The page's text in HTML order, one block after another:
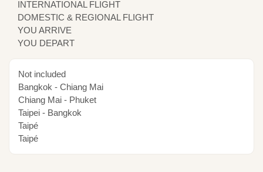
INTERNATIONAL FLIGHT
DOMESTIC & REGIONAL FLIGHT
YOU ARRIVE
YOU DEPART
Not included
Bangkok - Chiang Mai
Chiang Mai - Phuket
Taipei - Bangkok
Taipé
Taipé